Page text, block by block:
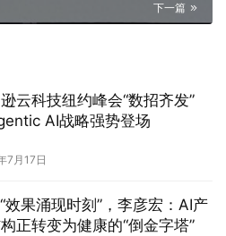
下一篇
云科技纽约峰会“数招齐发”
AI战略强势登场
7月17日
效果涌现时刻”，李彦宏：AI产
正转变为健康的“倒金字塔”